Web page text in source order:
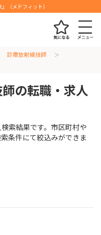
（メドフィット）
診療放射線技師
の転職・求人
索結果です。市区町村や
条件にて絞込みができま